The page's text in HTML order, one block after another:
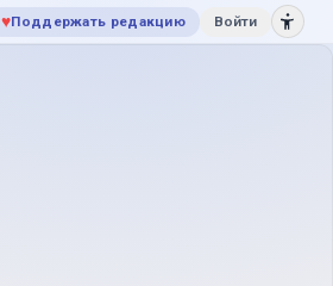
♥Поддержать редакцию Войти